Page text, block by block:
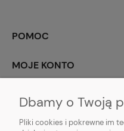
POMOC
MOJE KONTO
PŁATNOŚCI I DOSTAWA
INFORMACJE
Dbamy o Twoją
Pliki cookies i pokrewne im